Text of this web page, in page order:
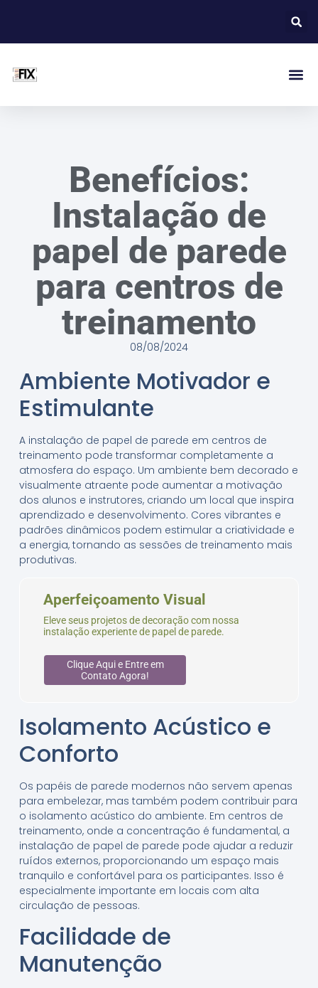
Benefícios:
Instalação de
papel de parede
para centros de
treinamento
08/08/2024
Ambiente Motivador e
Estimulante
A instalação de papel de parede em centros de
treinamento pode transformar completamente a
atmosfera do espaço. Um ambiente bem decorado e
visualmente atraente pode aumentar a motivação
dos alunos e instrutores, criando um local que inspira
aprendizado e desenvolvimento. Cores vibrantes e
padrões dinâmicos podem estimular a criatividade e
a energia, tornando as sessões de treinamento mais
produtivas.
Aperfeiçoamento Visual
Eleve seus projetos de decoração com nossa
instalação experiente de papel de parede.
Clique Aqui e Entre em
Contato Agora!
Isolamento Acústico e
Conforto
Os papéis de parede modernos não servem apenas
para embelezar, mas também podem contribuir para
o isolamento acústico do ambiente. Em centros de
treinamento, onde a concentração é fundamental, a
instalação de papel de parede pode ajudar a reduzir
ruídos externos, proporcionando um espaço mais
tranquilo e confortável para os participantes. Isso é
especialmente importante em locais com alta
circulação de pessoas.
Facilidade de
Manutenção